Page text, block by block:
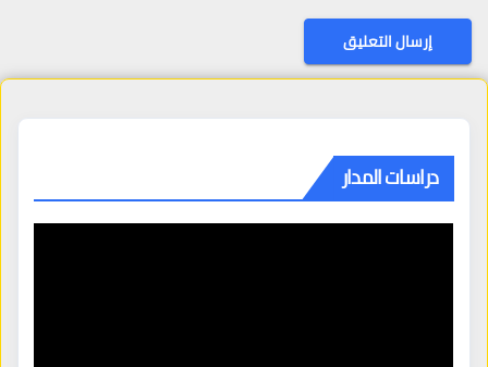
دراسات المدار